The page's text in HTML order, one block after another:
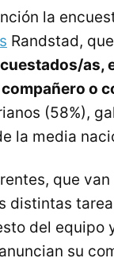
la
Randstad,
as,
o
(58%),
la media
que
distintas
del equipo
su